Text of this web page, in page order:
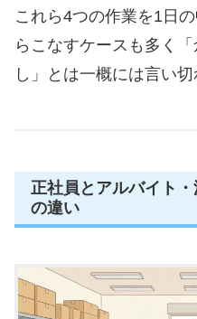
これら4つの作業を1日
らこなすケースも多く
し」とは一概には言い
正社員とアルバイト
の違い